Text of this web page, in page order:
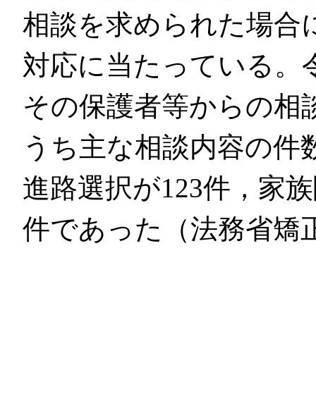
相談を求められた場合
対応に当たっている。
その保護者等からの相
うち主な相談内容の件
進路選択が123件，家
件であった（法務省矯